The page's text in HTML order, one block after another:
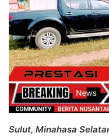
Sulut, Minahasa